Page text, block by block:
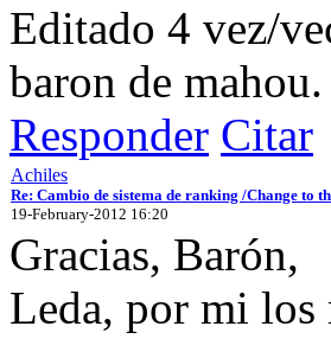
Editado 4 vez/
baron de mahou.
Responder Citar
Achiles
Re: Cambio de sistema de ranking /Change to
19-February-2012 16:20
Gracias, Barón,
Leda, por mi los